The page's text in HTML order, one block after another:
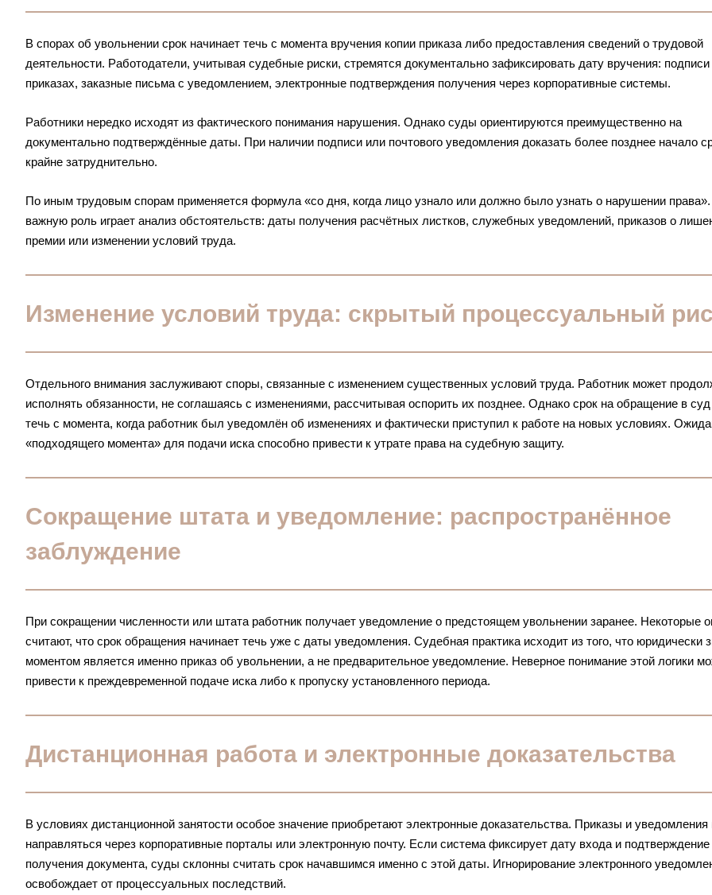
В спорах об увольнении срок начинает течь с момента вручения копии приказа либо предоставления сведений о трудовой
деятельности. Работодатели, учитывая судебные риски, стремятся документально зафиксировать дату вручения: подписи
приказах, заказные письма с уведомлением, электронные подтверждения получения через корпоративные системы.
Работники нередко исходят из фактического понимания нарушения. Однако суды ориентируются преимущественно на
документально подтверждённые даты. При наличии подписи или почтового уведомления доказать более позднее начало
крайне затруднительно.
По иным трудовым спорам применяется формула «со дня, когда лицо узнало или должно было узнать о нарушении
важную роль играет анализ обстоятельств: даты получения расчётных листков, служебных уведомлений, приказов о
премии или изменении условий труда.
Изменение условий труда: скрытый процессуальный
Отдельного внимания заслуживают споры, связанные с изменением существенных условий труда. Работник может
исполнять обязанности, не соглашаясь с изменениями, рассчитывая оспорить их позднее. Однако срок на обращение в
течь с момента, когда работник был уведомлён об изменениях и фактически приступил к работе на новых условиях.
«подходящего момента» для подачи иска способно привести к утрате права на судебную защиту.
Сокращение штата и уведомление: распространённое
заблуждение
При сокращении численности или штата работник получает уведомление о предстоящем увольнении заранее. Некоторые
считают, что срок обращения начинает течь уже с даты уведомления. Судебная практика исходит из того, что юридически
моментом является именно приказ об увольнении, а не предварительное уведомление. Неверное понимание этой логики
привести к преждевременной подаче иска либо к пропуску установленного периода.
Дистанционная работа и электронные доказательства
В условиях дистанционной занятости особое значение приобретают электронные доказательства. Приказы и уведомления
направляться через корпоративные порталы или электронную почту. Если система фиксирует дату входа и подтверждение
получения документа, суды склонны считать срок начавшимся именно с этой даты. Игнорирование электронного
освобождает от процессуальных последствий.